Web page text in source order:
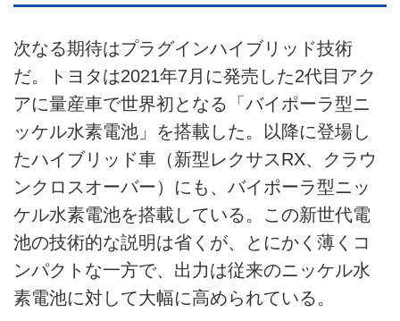
次なる期待はプラグインハイブリッド技術
だ。トヨタは2021年7月に発売した2代目アク
アに量産車で世界初となる「バイポーラ型ニ
ッケル水素電池」を搭載した。以降に登場し
たハイブリッド車（新型レクサスRX、クラウ
ンクロスオーバー）にも、バイポーラ型ニッ
ケル水素電池を搭載している。この新世代電
池の技術的な説明は省くが、とにかく薄くコ
ンパクトな一方で、出力は従来のニッケル水
素電池に対して大幅に高められている。